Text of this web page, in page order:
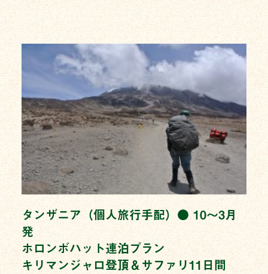
タンザニア（個人旅行手配）● 10〜3月
発
ホロンボハット連泊プラン
キリマンジャロ登頂＆サファリ11日間